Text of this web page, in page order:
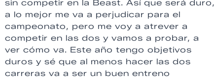
sin competir en la Beast. Así que será duro,
a lo mejor me va a perjudicar para el
campeonato, pero me voy a atrever a
competir en las dos y vamos a probar, a
ver cómo va. Este año tengo objetivos
duros y sé que al menos hacer las dos
carreras va a ser un buen entreno